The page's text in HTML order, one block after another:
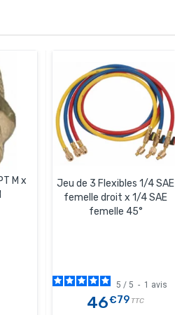
M x
Jeu de 3 Flexibles 1/4 SAE
femelle droit x 1/4 SAE
femelle 45°
5 / 5 - 1 avis
46€79 TTC